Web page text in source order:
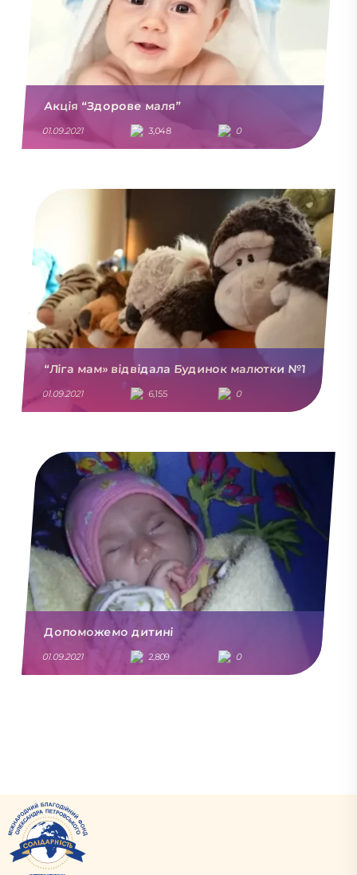
Акція “Здорове маля”
01.09.2021 3,048 0
“Ліга мам» відвідала Будинок малютки №1
01.09.2021 6,155 0
Допоможемо дитині
01.09.2021 2,809 0